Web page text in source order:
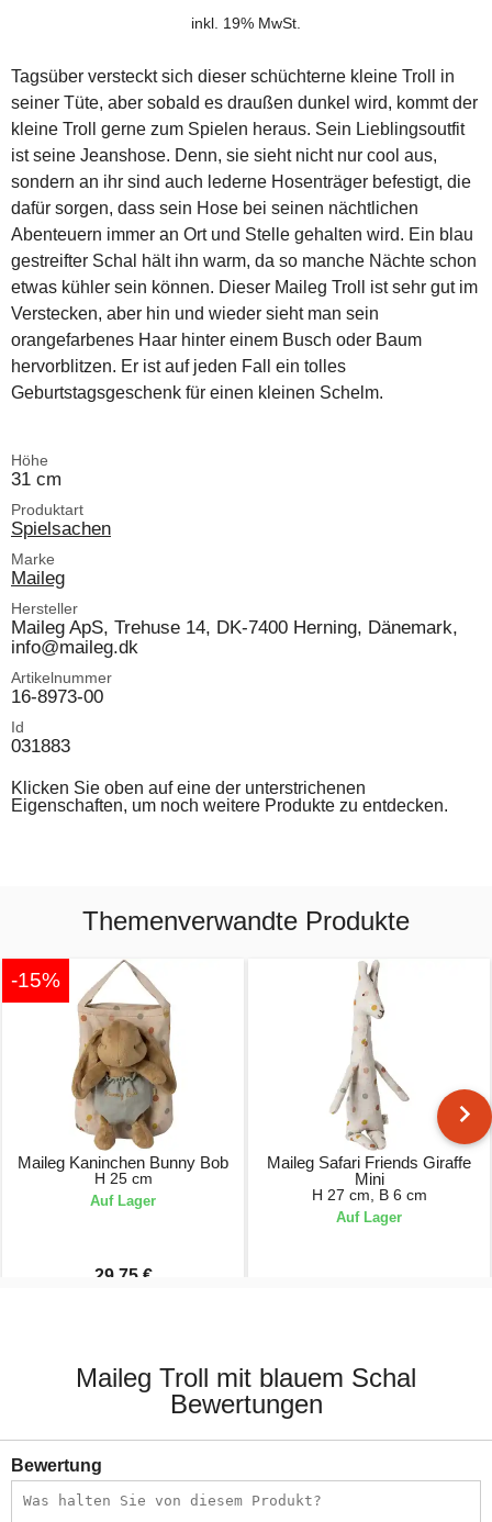
inkl. 19% MwSt.
Tagsüber versteckt sich dieser schüchterne kleine Troll in
seiner Tüte, aber sobald es draußen dunkel wird, kommt der
kleine Troll gerne zum Spielen heraus. Sein Lieblingsoutfit
ist seine Jeanshose. Denn, sie sieht nicht nur cool aus,
sondern an ihr sind auch lederne Hosenträger befestigt, die
dafür sorgen, dass sein Hose bei seinen nächtlichen
Abenteuern immer an Ort und Stelle gehalten wird. Ein blau
gestreifter Schal hält ihn warm, da so manche Nächte schon
etwas kühler sein können. Dieser Maileg Troll ist sehr gut im
Verstecken, aber hin und wieder sieht man sein
orangefarbenes Haar hinter einem Busch oder Baum
hervorblitzen. Er ist auf jeden Fall ein tolles
Geburtstagsgeschenk für einen kleinen Schelm.
Höhe
31 cm
Produktart
Spielsachen
Marke
Maileg
Hersteller
Maileg ApS, Trehuse 14, DK-7400 Herning, Dänemark,
info@maileg.dk
Artikelnummer
16-8973-00
Id
031883
Klicken Sie oben auf eine der unterstrichenen
Eigenschaften, um noch weitere Produkte zu entdecken.
Themenverwandte Produkte
-15%
Maileg Kaninchen Bunny Bob
H 25 cm
Auf Lager
29,75 €
Maileg Safari Friends Giraffe
Mini
H 27 cm, B 6 cm
Auf Lager
Maileg Troll mit blauem Schal
Bewertungen
Bewertung